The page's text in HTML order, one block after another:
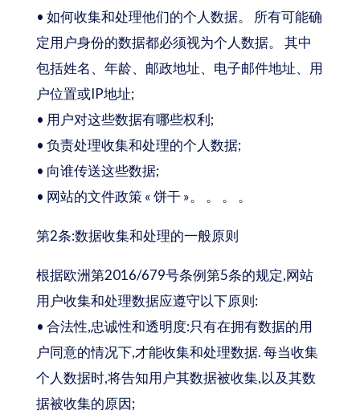
• 如何收集和处理他们的个人数据。 所有可能确
定用户身份的数据都必须视为个人数据。 其中
包括姓名、年龄、邮政地址、电子邮件地址、用
户位置或IP地址;
• 用户对这些数据有哪些权利;
• 负责处理收集和处理的个人数据;
• 向谁传送这些数据;
• 网站的文件政策 « 饼干 »。 。 。 。
第2条:数据收集和处理的一般原则
根据欧洲第2016/679号条例第5条的规定,网站
用户收集和处理数据应遵守以下原则:
• 合法性,忠诚性和透明度:只有在拥有数据的用
户同意的情况下,才能收集和处理数据. 每当收集
个人数据时,将告知用户其数据被收集,以及其数
据被收集的原因;